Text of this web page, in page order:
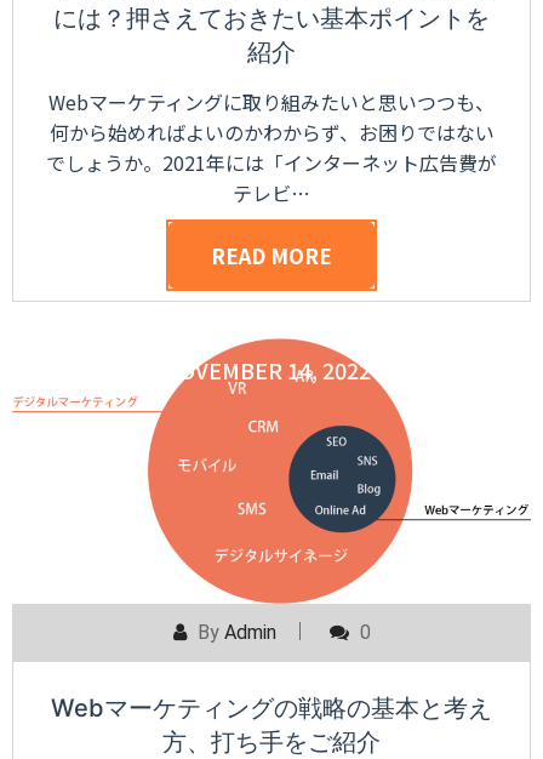
には？押さえておきたい基本ポイントを
紹介
Webマーケティングに取り組みたいと思いつつも、
何から始めればよいのかわからず、お困りではない
でしょうか。2021年には「インターネット広告費が
テレビ…
READ MORE
NOVEMBER 14, 2022
By Admin 0
Webマーケティングの戦略の基本と考え
方、打ち手をご紹介